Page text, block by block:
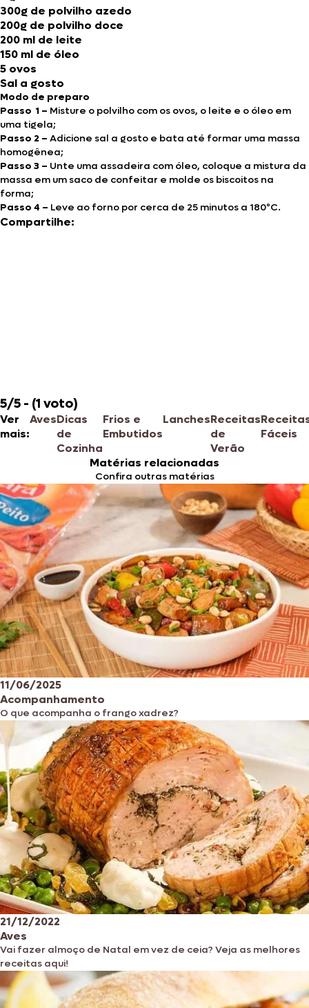
300g de polvilho azedo
200g de polvilho doce
200 ml de leite
150 ml de óleo
5 ovos
Sal a gosto
Modo de preparo
Passo 1 – Misture o polvilho com os ovos, o leite e o óleo em
uma tigela;
Passo 2 – Adicione sal a gosto e bata até formar uma massa
homogênea;
Passo 3 – Unte uma assadeira com óleo, coloque a mistura da
massa em um saco de confeitar e molde os biscoitos na
forma;
Passo 4 – Leve ao forno por cerca de 25 minutos a 180ºC.
Compartilhe:
5/5 - (1 voto)
Ver
mais:
AvesDicas
de
Cozinha
Frios e
Embutidos
LanchesReceitas
de
Verão
Fáceis
Matérias relacionadas
Confira outras matérias
11/06/2025
Acompanhamento
O que acompanha o frango xadrez?
21/12/2022
Aves
Vai fazer almoço de Natal em vez de ceia? Veja as melhores
receitas aqui!